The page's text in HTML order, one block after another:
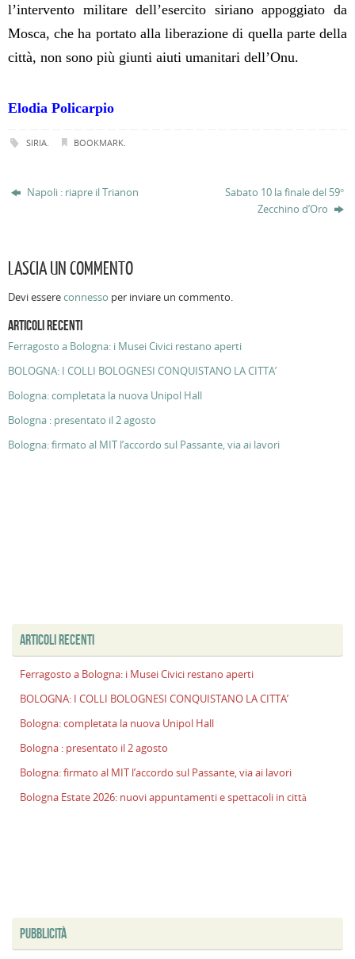
l’intervento militare dell’esercito siriano appoggiato da
Mosca, che ha portato alla liberazione di quella parte della
città, non sono più giunti aiuti umanitari dell’Onu.
Elodia Policarpio
SIRIA. BOOKMARK
Napoli : riapre il Trianon
Sabato 10 la finale del 59°
Zecchino d’Oro
LASCIA UN COMMENTO
Devi essereconnesso per inviare un commento.
ARTICOLI RECENTI
Ferragosto a Bologna: i Musei Civici restano aperti
BOLOGNA: I COLLI BOLOGNESI CONQUISTANO LA CITTA’
Bologna: completata la nuova Unipol Hall
Bologna : presentato il 2 agosto
Bologna: firmato al MIT l’accordo sul Passante, via ai lavori
ARTICOLI RECENTI
Ferragosto a Bologna: i Musei Civici restano aperti
BOLOGNA: I COLLI BOLOGNESI CONQUISTANO LA CITTA’
Bologna: completata la nuova Unipol Hall
Bologna : presentato il 2 agosto
Bologna: firmato al MIT l’accordo sul Passante, via ai lavori
Bologna Estate 2026: nuovi appuntamenti e spettacoli in città
PUBBLICITÀ